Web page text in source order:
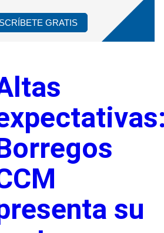
GRATIS
su